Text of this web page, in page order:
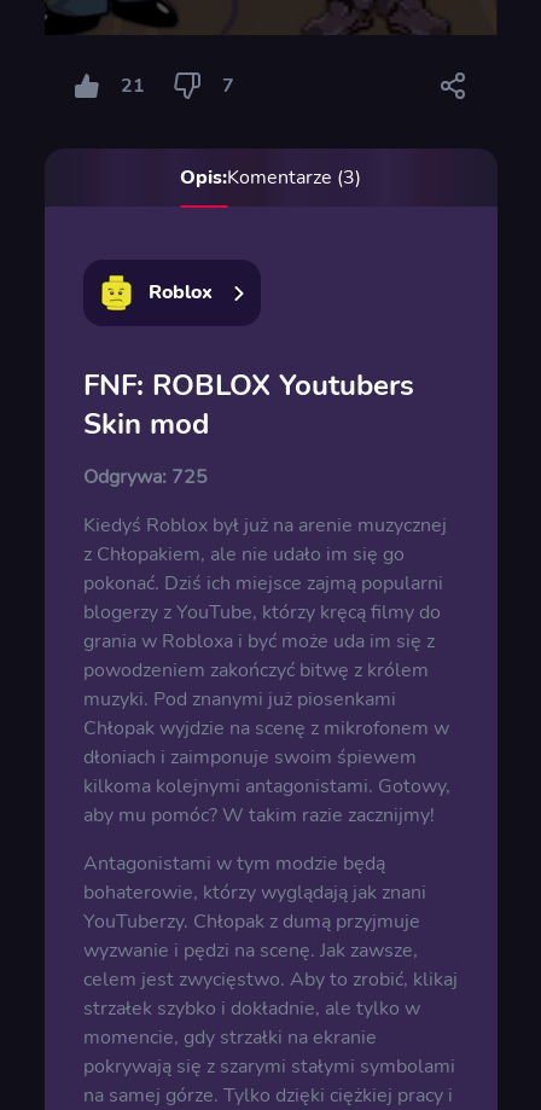
21 7
Opis:Komentarze (3)
Roblox
FNF: ROBLOX Youtubers
Skin mod
Odgrywa: 725
Kiedyś Roblox był już na arenie muzycznej
z Chłopakiem, ale nie udało im się go
pokonać. Dziś ich miejsce zajmą popularni
blogerzy z YouTube, którzy kręcą filmy do
grania w Robloxa i być może uda im się z
powodzeniem zakończyć bitwę z królem
muzyki. Pod znanymi już piosenkami
Chłopak wyjdzie na scenę z mikrofonem w
dłoniach i zaimponuje swoim śpiewem
kilkoma kolejnymi antagonistami. Gotowy,
aby mu pomóc? W takim razie zacznijmy!
Antagonistami w tym modzie będą
bohaterowie, którzy wyglądają jak znani
YouTuberzy. Chłopak z dumą przyjmuje
wyzwanie i pędzi na scenę. Jak zawsze,
celem jest zwycięstwo. Aby to zrobić, klikaj
strzałek szybko i dokładnie, ale tylko w
momencie, gdy strzałki na ekranie
pokrywają się z szarymi stałymi symbolami
na samej górze. Tylko dzięki ciężkiej pracy i